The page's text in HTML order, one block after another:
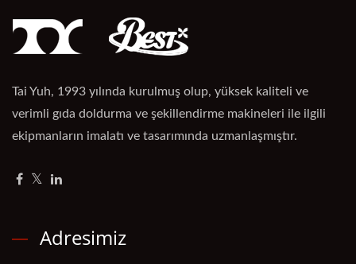
Tai Yuh, 1993 yılında kurulmuş olup, yüksek kaliteli ve
verimli gıda doldurma ve şekillendirme makineleri ile ilgili
ekipmanların imalatı ve tasarımında uzmanlaşmıştır.
Adresimiz